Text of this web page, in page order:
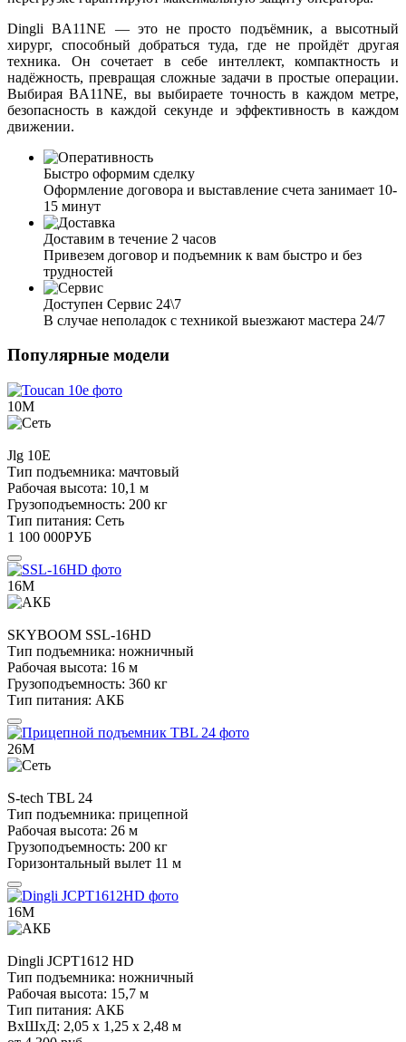
Dingli BA11NE — это не просто подъёмник, а высотный
хирург, способный добраться туда, где не пройдёт другая
техника. Он сочетает в себе интеллект, компактность и
надёжность, превращая сложные задачи в простые операции.
Выбирая BA11NE, вы выбираете точность в каждом метре,
безопасность в каждой секунде и эффективность в каждом
движении.
Быстро оформим сделку
Оформление договора и выставление счета занимает 10-
15 минут
Доставим в течение 2 часов
Привезем договор и подъемник к вам быстро и без
трудностей
Доступен Сервис 24\7
В случае неполадок с техникой выезжают мастера 24/7
Популярные модели
10М
Jlg 10E
Тип подъемника: мачтовый
Рабочая высота: 10,1 м
Грузоподъемность: 200 кг
Тип питания: Сеть
1 100 000РУБ
16М
SKYBOOM SSL-16HD
Тип подъемника: ножничный
Рабочая высота: 16 м
Грузоподъемность: 360 кг
Тип питания: АКБ
26М
S-tech TBL 24
Тип подъемника: прицепной
Рабочая высота: 26 м
Грузоподъемность: 200 кг
Горизонтальный вылет 11 м
16М
Dingli JCPT1612 HD
Тип подъемника: ножничный
Рабочая высота: 15,7 м
Тип питания: АКБ
ВхШхД: 2,05 х 1,25 х 2,48 м